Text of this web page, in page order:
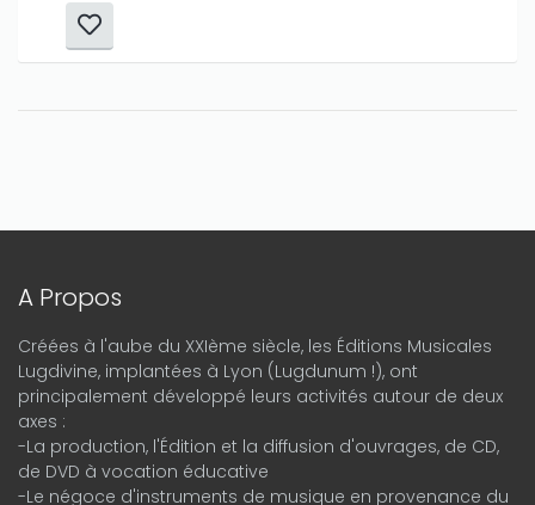
A Propos
Créées à l'aube du XXIème siècle, les Éditions Musicales
Lugdivine, implantées à Lyon (Lugdunum !), ont
principalement développé leurs activités autour de deux
axes :
-La production, l'Édition et la diffusion d'ouvrages, de CD,
de DVD à vocation éducative
-Le négoce d'instruments de musique en provenance du